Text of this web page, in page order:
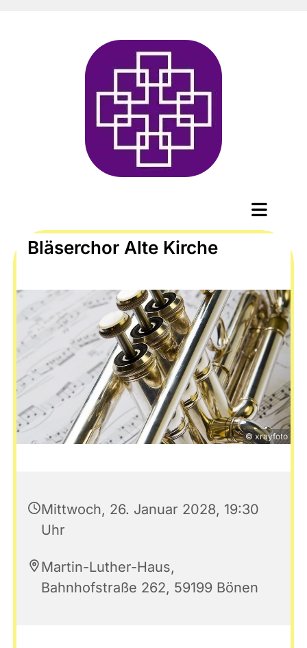
Bläserchor Alte Kirche
© xrayfoto
Mittwoch, 26. Januar 2028, 19:30
Uhr
Martin-Luther-Haus,
Bahnhofstraße 262, 59199 Bönen